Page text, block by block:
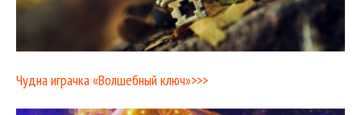
Чудна играчка «Волшебный ключ»>>>